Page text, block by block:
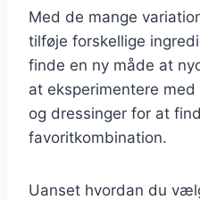
Med de mange
tilføje forskellige
finde en ny måde at
at eksperimentere
og dressinger for at
favoritkombination.
Uanset hvordan du